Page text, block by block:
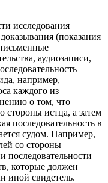
исследования
(показания
аудиозаписи,
например,
каждого из
о том, что
стороны истца, а затем
последовательность в
судом. Например,
со стороны
последовательности
которые должен
иной свидетель.